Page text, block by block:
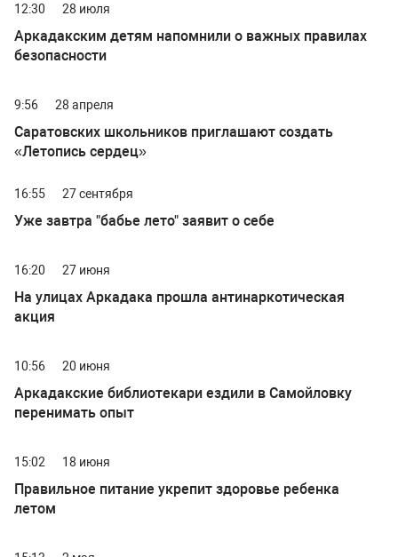
12:30 28 июля
Аркадакским детям напомнили о важных правилах
безопасности
9:56 28 апреля
Саратовских школьников приглашают создать
«Летопись сердец»
16:55 27 сентября
Уже завтра "бабье лето" заявит о себе
16:20 27 июня
На улицах Аркадака прошла антинаркотическая
акция
10:56 20 июня
Аркадакские библиотекари ездили в Самойловку
перенимать опыт
15:02 18 июня
Правильное питание укрепит здоровье ребенка
летом